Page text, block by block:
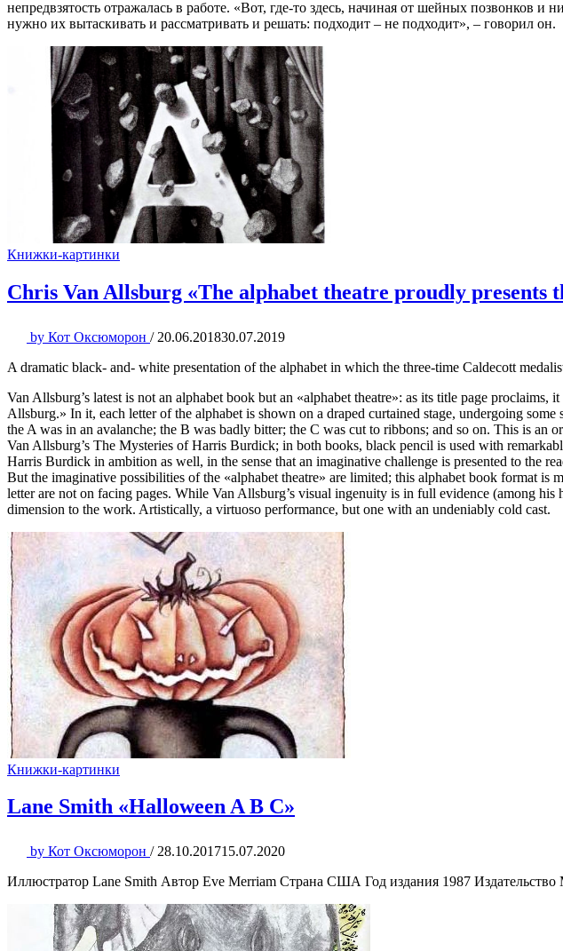
непредвзятость отражалась в работе. «Вот, где-то здесь, начиная от шейных позвонков
нужно их вытаскивать и рассматривать и решать: подходит – не подходит», – говорил он.
Книжки-картинки
Chris Van Allsburg «The alphabet theatre proudly presents
by Кот Оксюморон / 20.06.201830.07.2019
A dramatic black- and- white presentation of the alphabet in which the three-time Caldecott
Van Allsburg’s latest is not an alphabet book but an «alphabet theatre»: as its title page
Allsburg.» In it, each letter of the alphabet is shown on a draped curtained stage, undergoing
the A was in an avalanche; the B was badly bitter; the C was cut to ribbons; and so on. This is an
Van Allsburg’s The Mysteries of Harris Burdick; in both books, black pencil is used with
Harris Burdick in ambition as well, in the sense that an imaginative challenge is presented to the
But the imaginative possibilities of the «alphabet theatre» are limited; this alphabet book format
letter are not on facing pages. While Van Allsburg’s visual ingenuity is in full evidence (among
dimension to the work. Artistically, a virtuoso performance, but one with an undeniably cold cast.
Книжки-картинки
Lane Smith «Halloween A B C»
by Кот Оксюморон / 28.10.201715.07.2020
Иллюстратор Lane Smith Автор Eve Merriam Страна США Год издания 1987 Издательство